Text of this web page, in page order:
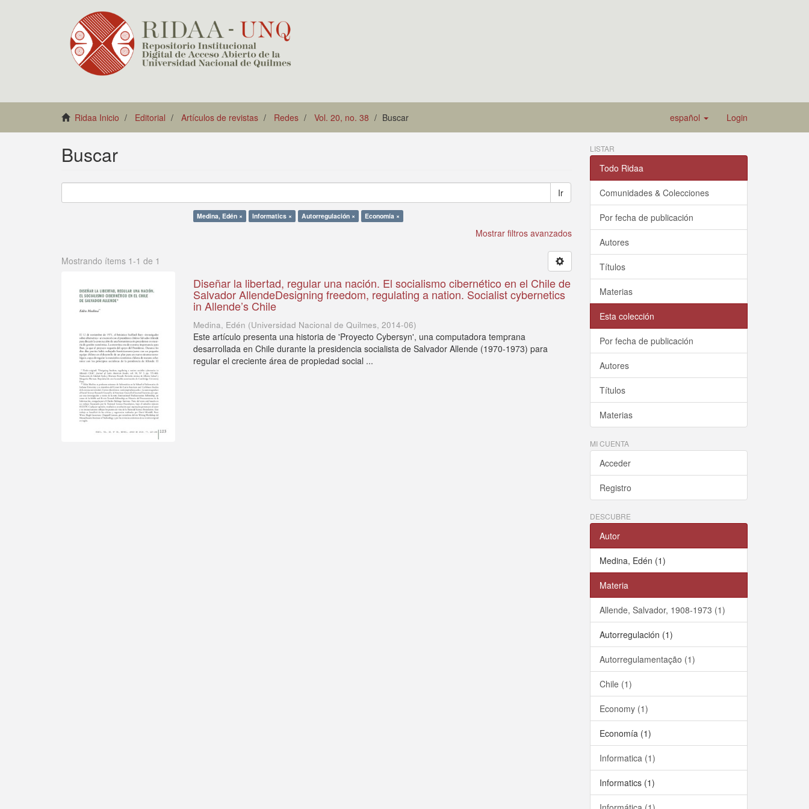
Ridaa Inicio Editorial Artículos de revistas Redes Vol. 20, no. 38 Buscar español Login
Buscar
Ir
Medina, Edén × Informatics × Autorregulación × Economía ×
Mostrar filtros avanzados
Mostrando ítems 1-1 de 1
Diseñar la libertad, regular una nación. El socialismo cibernético en el Chile de
Salvador AllendeDesigning freedom, regulating a nation. Socialist cybernetics
in Allende’s Chile
Medina, Edén (Universidad Nacional de Quilmes,2014-06)
Este artículo presenta una historia de 'Proyecto Cybersyn', una computadora temprana
desarrollada en Chile durante la presidencia socialista de Salvador Allende (1970-1973) para
regular el creciente área de propiedad social ...
LISTAR
Todo Ridaa
Comunidades & Colecciones
Por fecha de publicación
Autores
Títulos
Materias
Esta colección
Por fecha de publicación
Autores
Títulos
Materias
MI CUENTA
Acceder
Registro
DESCUBRE
Autor
Medina, Edén (1)
Materia
Allende, Salvador, 1908-1973 (1)
Autorregulación (1)
Autorregulamentação (1)
Chile (1)
Economy (1)
Economía (1)
Informatica (1)
Informatics (1)